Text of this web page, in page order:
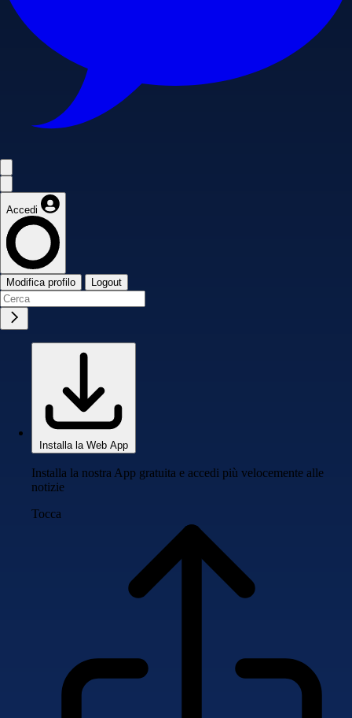
Accedi
Modifica profilo Logout
Installa la Web App
Installa la nostra App gratuita e accedi più velocemente alle
notizie
Tocca